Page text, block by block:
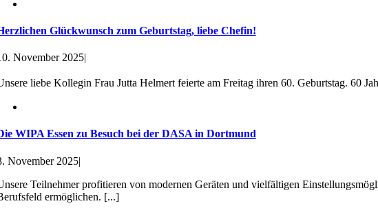
Glückwunsch zum Geburtstag, liebe Chefin!
November 2025|
liebe Kollegin Frau Jutta Helmert feierte am Freitag ihren 60. Geburtstag. 60
WIPA Essen zu Besuch bei der DASA in Dortmund
November 2025|
Teilnehmer profitieren von modernen Geräten und vielfältigen
ermöglichen. [...]